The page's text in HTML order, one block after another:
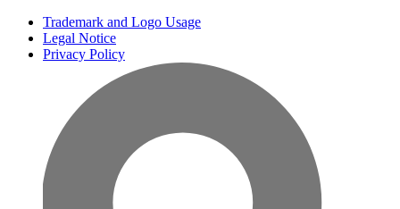
Trademark and Logo Usage
Legal Notice
Privacy Policy